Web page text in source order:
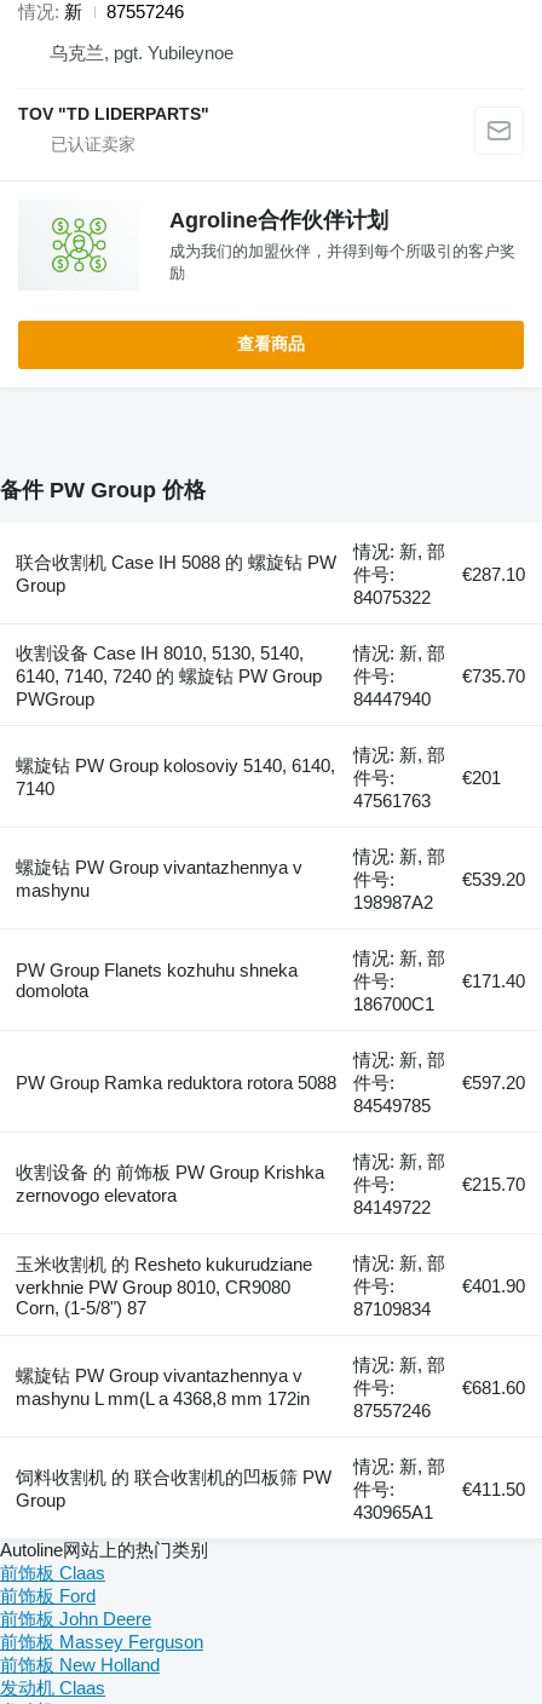
情况 新
87557246
乌克兰, pgt. Yubileynoe
TOV "TD LIDERPARTS"
Agroline合作伙伴计划
成为我们的加盟伙伴，并得到每个所吸引的客户奖
励
查看商品
备件 PW Group 价格
联合收割机 Case IH 5088 的 螺旋钻 PW
Group
情况: 新, 部
件号:
84075322
€287.10
收割设备 Case IH 8010, 5130, 5140,
6140, 7140, 7240 的 螺旋钻 PW Group
PWGroup
情况: 新, 部
件号:
84447940
€735.70
螺旋钻 PW Group kolosoviy 5140, 6140,
7140
情况: 新, 部
件号:
47561763
€201
螺旋钻 PW Group vivantazhennya v
mashynu
情况: 新, 部
件号:
198987A2
€539.20
PW Group Flanets kozhuhu shneka
domolota
情况: 新, 部
件号:
186700C1
€171.40
PW Group Ramka reduktora rotora 5088
情况: 新, 部
件号:
84549785
€597.20
收割设备 的 前饰板 PW Group Krishka
zernovogo elevatora
情况: 新, 部
件号:
84149722
€215.70
玉米收割机 的 Resheto kukurudziane
verkhnie PW Group 8010, CR9080
Corn, (1-5/8") 87
情况: 新, 部
件号:
87109834
€401.90
螺旋钻 PW Group vivantazhennya v
mashynu L mm(L a 4368,8 mm 172in
情况: 新, 部
件号:
87557246
€681.60
饲料收割机 的 联合收割机的凹板筛 PW
Group
情况: 新, 部
件号:
430965A1
€411.50
Autoline网站上的热门类别
前饰板 Claas
前饰板 Ford
前饰板 John Deere
前饰板 Massey Ferguson
前饰板 New Holland
发动机 Claas